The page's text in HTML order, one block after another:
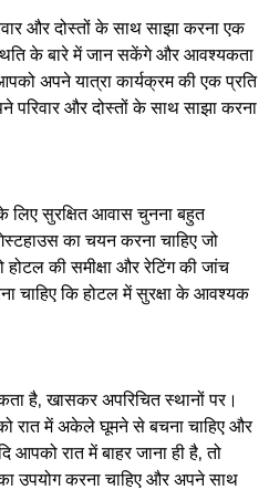
और दोस्तों के साथ साझा करना एक
के बारे में जान सकेंगे और आवश्यकता
अपने यात्रा कार्यक्रम की एक प्रति
परिवार और दोस्तों के साथ साझा करना
सुरक्षित आवास चुनना बहुत
का चयन करना चाहिए जो
की समीक्षा और रेटिंग की जांच
चाहिए कि होटल में सुरक्षा के आवश्यक
है, खासकर अपरिचित स्थानों पर।
रात में अकेले घूमने से बचना चाहिए और
आपको रात में बाहर जाना ही है, तो
उपयोग करना चाहिए और अपने साथ